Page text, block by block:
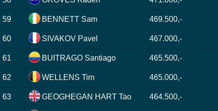
59 BENNETT Sam 469.500,-
60 SIVAKOV Pavel 467.000,-
61 BUITRAGO Santiago 465.500,-
62 WELLENS Tim 465.000,-
63 GEOGHEGAN HART Tao 464.500,-